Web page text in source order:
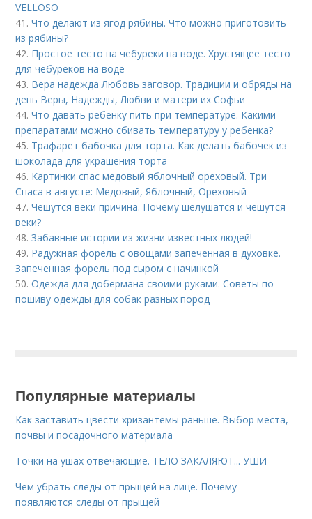
VELLOSO
41.Что делают из ягод рябины. Что можно приготовить
из рябины?
42. Простое тесто на чебуреки на воде. Хрустящее тесто
для чебуреков на воде
43. Вера надежда Любовь заговор. Традиции и обряды на
день Веры, Надежды, Любви и матери их Софьи
44.Что давать ребенку пить при температуре. Какими
препаратами можно сбивать температуру у ребенка?
45. Трафарет бабочка для торта. Как делать бабочек из
шоколада для украшения торта
46. Картинки спас медовый яблочный ореховый. Три
Спаса в августе: Медовый, Яблочный, Ореховый
47.Чешутся веки причина. Почему шелушатся и чешутся
веки?
48.Забавные истории из жизни известных людей!
49. Радужная форель с овощами запеченная в духовке.
Запеченная форель под сыром с начинкой
50.Одежда для добермана своими руками. Советы по
пошиву одежды для собак разных пород
Популярные материалы
Как заставить цвести хризантемы раньше. Выбор места,
почвы и посадочного материала
Точки на ушах отвечающие. ТЕЛО ЗАКАЛЯЮТ... УШИ
Чем убрать следы от прыщей на лице. Почему
появляются следы от прыщей